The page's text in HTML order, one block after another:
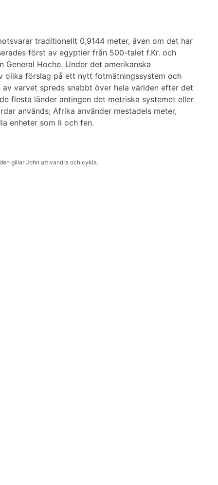
traditionellt 0,9144 meter, även om det har
först av egyptier från 500-talet f.Kr. och
Hoche. Under det amerikanska
olika förslag på ett nytt fotmätningssystem och
varvet spreds snabbt över hela världen efter det
flesta länder antingen det metriska systemet eller
används; Afrika använder mestadels meter,
enheter som li och fen.
gillar John att vandra och cykla.